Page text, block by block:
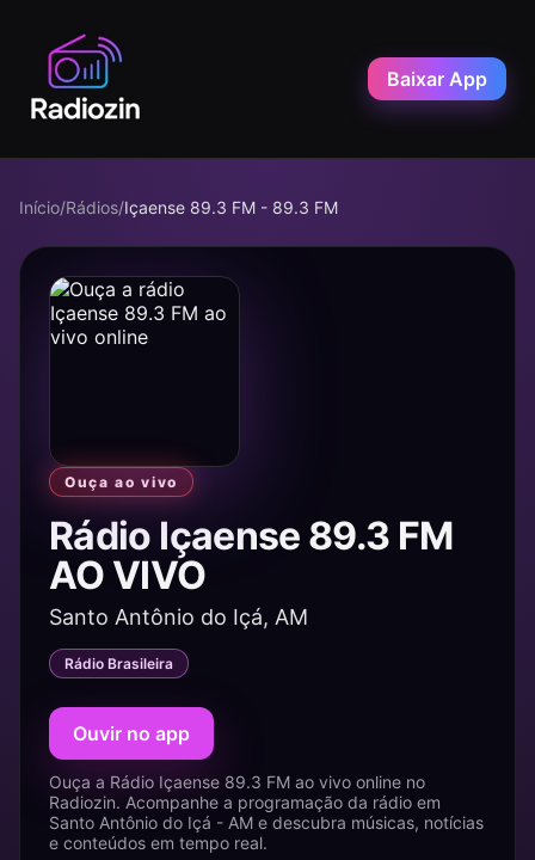
Baixar App
Início/Rádios/Içaense 89.3 FM - 89.3 FM
Ouça ao vivo
Rádio Içaense 89.3 FM
AO VIVO
Santo Antônio do Içá, AM
Rádio Brasileira
Ouvir no app
Ouça a Rádio Içaense 89.3 FM ao vivo online no
Radiozin. Acompanhe a programação da rádio em
Santo Antônio do Içá - AM e descubra músicas, notícias
e conteúdos em tempo real.